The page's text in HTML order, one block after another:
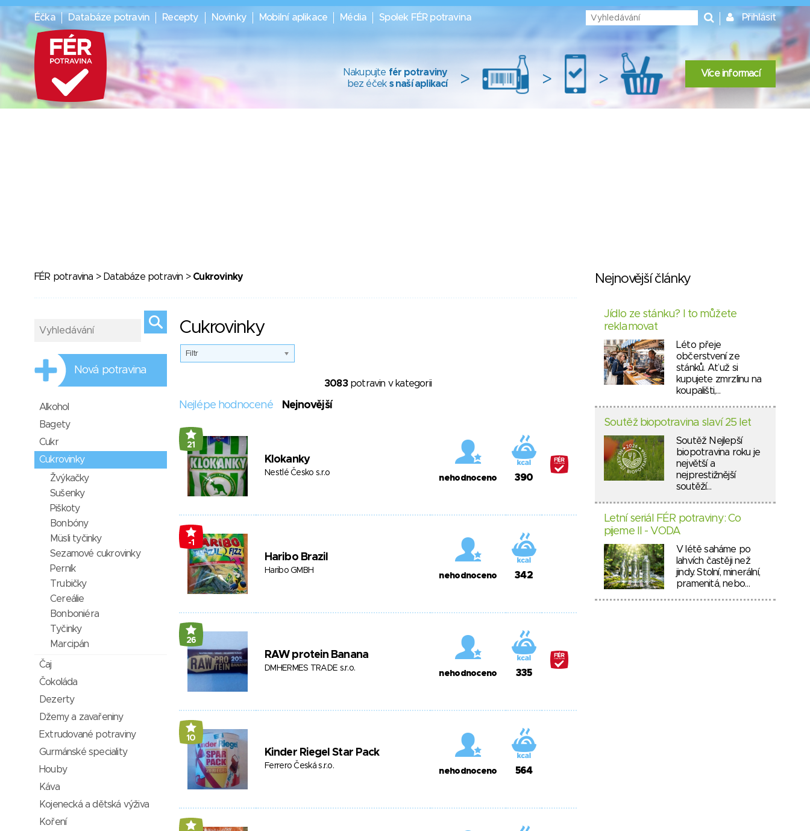
Éčka Databáze potravin Recepty Novinky Mobilní aplikace Média Spolek FÉR potravina Přihlásit
Nakupujte fér potraviny
bez éček s naší aplikací > > > Více informací
FÉR potravina > Databáze potravin > Cukrovinky
Cukrovinky
Filtr
3083potravin v kategorii
Nejlépe hodnocené Nejnovější
21
Klokanky
Nestlé Česko s.r.o
nehodnoceno 390
-1
Haribo Brazil
Haribo GMBH
nehodnoceno 342
26
RAW protein Banana
DMHERMES TRADE s.r.o.
nehodnoceno 335
10
Kinder Riegel Star Pack
Ferrero Česká s.r.o.
nehodnoceno 564
Nová potravina
Alkohol
Bagety
Cukr
Cukrovinky
Žvýkačky
Sušenky
Piškoty
Bonbóny
Müsli tyčinky
Sezamové cukrovinky
Perník
Trubičky
Cereálie
Bonboniéra
Tyčinky
Marcipán
Čaj
Čokoláda
Dezerty
Džemy a zavařeniny
Extrudované potraviny
Gurmánské speciality
Houby
Káva
Kojenecká a dětská výživa
Koření
Nejnovější články
Jídlo ze stánku? I to můžete
reklamovat
Léto přeje
občerstvení ze
stánků. Ať už si
kupujete zmrzlinu na
koupališti,…
Soutěž biopotravina slaví 25 let
Soutěž Nejlepší
biopotravina roku je
největší a
nejprestižnější
soutěží…
Letní seriál FÉR potraviny: Co
pijeme II - VODA
V létě saháme po
lahvích častěji než
jindy. Stolní, minerální,
pramenitá, nebo…